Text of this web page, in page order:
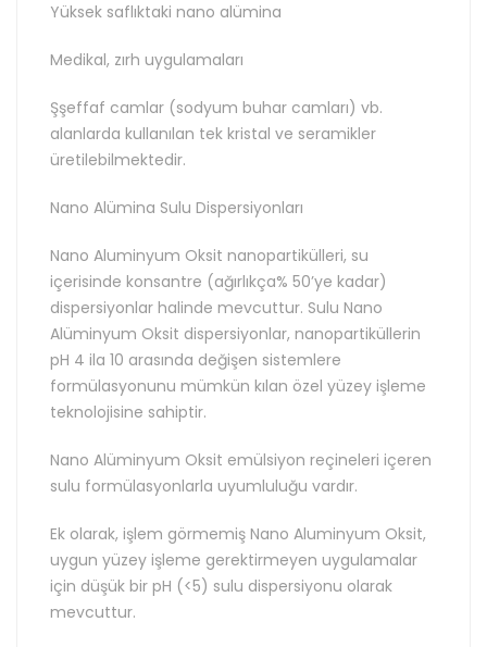
Yüksek saflıktaki nano alümina
Medikal, zırh uygulamaları
Şşeffaf camlar (sodyum buhar camları) vb.
alanlarda kullanılan tek kristal ve seramikler
üretilebilmektedir.
Nano Alümina Sulu Dispersiyonları
Nano Aluminyum Oksit nanopartikülleri, su
içerisinde konsantre (ağırlıkça% 50’ye kadar)
dispersiyonlar halinde mevcuttur. Sulu Nano
Alüminyum Oksit dispersiyonlar, nanopartiküllerin
pH 4 ila 10 arasında değişen sistemlere
formülasyonunu mümkün kılan özel yüzey işleme
teknolojisine sahiptir.
Nano Alüminyum Oksit emülsiyon reçineleri içeren
sulu formülasyonlarla uyumluluğu vardır.
Ek olarak, işlem görmemiş Nano Aluminyum Oksit,
uygun yüzey işleme gerektirmeyen uygulamalar
için düşük bir pH (<5) sulu dispersiyonu olarak
mevcuttur.